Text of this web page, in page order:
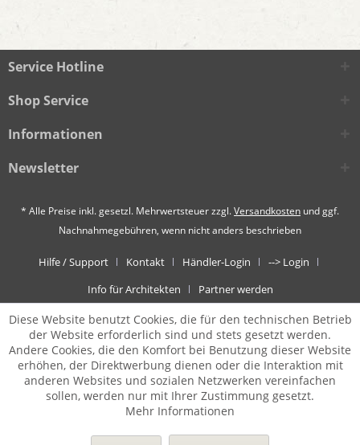
Service Hotline
Shop Service
Informationen
Newsletter
* Alle Preise inkl. gesetzl. Mehrwertsteuer zzgl.Versandkosten und ggf.
Nachnahmegebühren, wenn nicht anders beschrieben
Hilfe / Support Kontakt Händler-Login
--> Login
Info für Architekten
Partner werden
Diese Website benutzt Cookies, die für den technischen Betrieb
der Website erforderlich sind und stets gesetzt werden.
Andere Cookies, die den Komfort bei Benutzung dieser Website
erhöhen, der Direktwerbung dienen oder die Interaktion mit
anderen Websites und sozialen Netzwerken vereinfachen
sollen, werden nur mit Ihrer Zustimmung gesetzt.
Mehr Informationen